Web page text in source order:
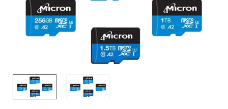
Storage Micron -
64GB - 15.36TB
G593-ZD1 (rev.
AAX1)